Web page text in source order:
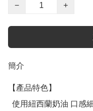
−
+
簡介
【產品特色】